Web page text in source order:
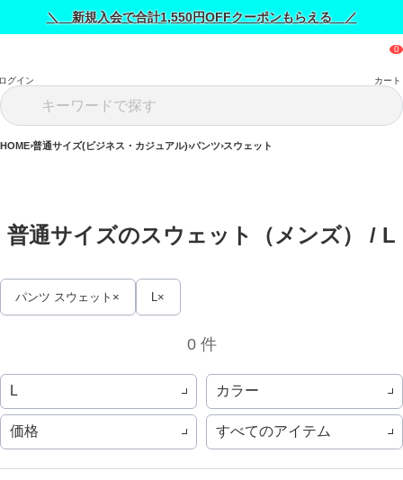
＼ 新規入会で合計1,550円OFFクーポンもらえる ／
グイン カート
HOME 普通サイズ(ビジネス・カジュアル) パンツ スウェット
普通サイズのスウェット（メンズ） / L
パンツ スウェット
0 件
L カラー
価格 すべてのアイテム